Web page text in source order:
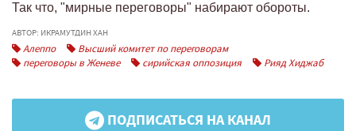
Так что, "мирные переговоры" набирают обороты.
АВТОР: ИКРАМУТДИН ХАН
Алеппо
Высший комитет по переговорам
переговоры в Женеве
сирийская оппозиция Рияд Хиджаб
ПОДПИСАТЬСЯ НА КАНАЛ